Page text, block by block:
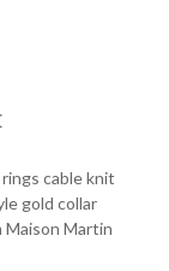
cable knit
gold collar
Martin